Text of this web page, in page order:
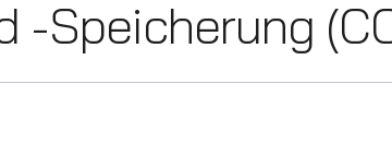
-Speicherung